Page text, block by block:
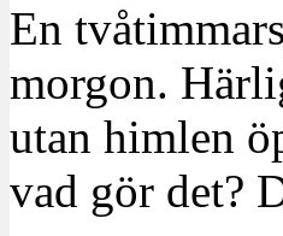
En
morgon.
utan himlen
vad gör det?